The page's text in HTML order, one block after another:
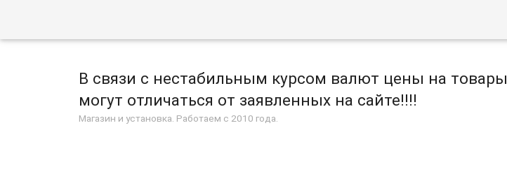
В связи с нестабильным курсом валют цены на товары
могут отличаться от заявленных на сайте!!!!
Магазин и установка. Работаем с 2010 года.